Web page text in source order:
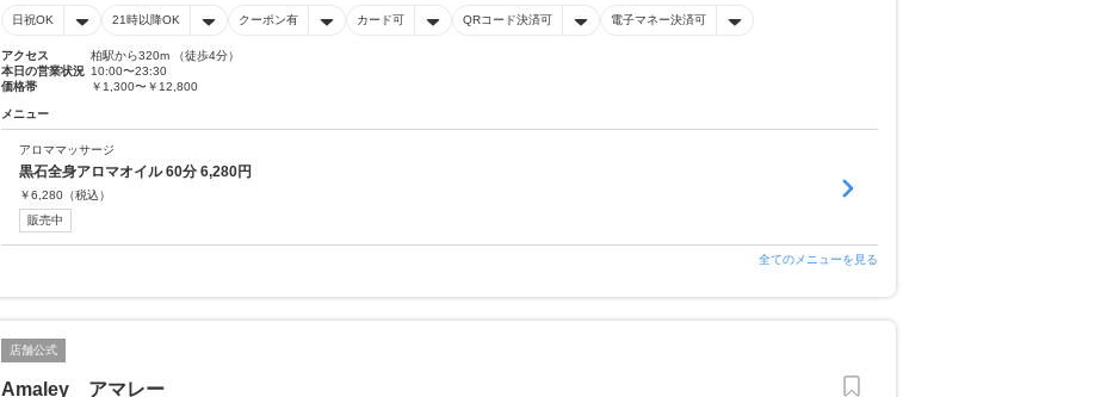
日祝OK 21時以降OK クーポン有 カード可 QRコード決済可 電子マネー決済可
アクセス
柏駅から320m （徒歩4分）
本日の営業状況 10:00〜23:30
価格帯
￥1,300〜￥12,800
メニュー
アロママッサージ
黒石全身アロマオイル 60分 6,280円
￥6,280 （税込）
販売中
全てのメニューを見る
店舗公式
Amaley アマレー